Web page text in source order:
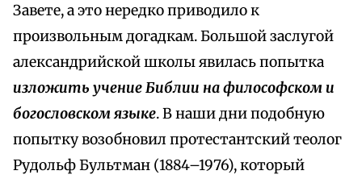
Завете, а это нередко приводило к
произвольным догадкам. Большой заслугой
александрийской школы явилась попытка
изложить учение Библии на философском и
богословском языке. В наши дни подобную
попытку возобновил протестантский теолог
Рудольф Бультман (1884–1976), который